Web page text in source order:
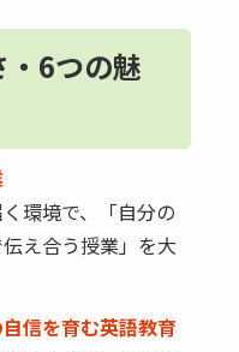
6つの魅
環境で、「自分の
え合う授業」を大
信を育む英語教育